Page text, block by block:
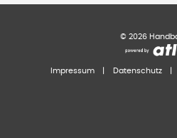
© 2026
Impressum Datenschutz